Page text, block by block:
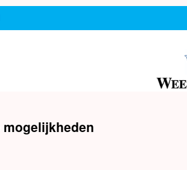
mogelijkheden